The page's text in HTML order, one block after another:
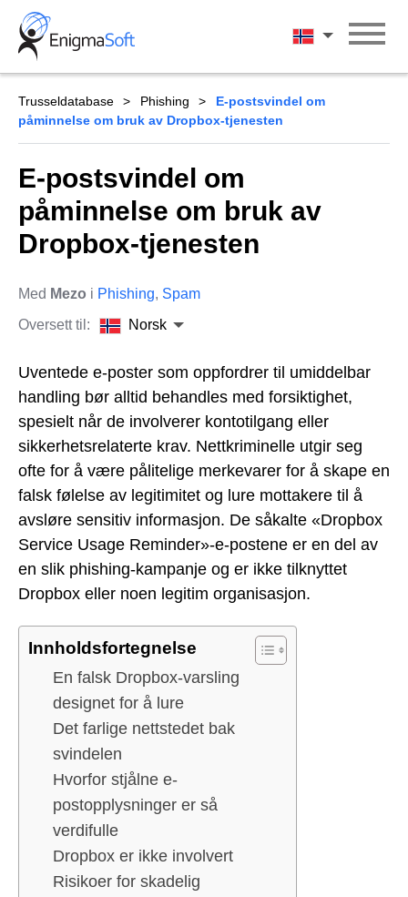
Skip
content
Norsk
Trusseldatabase Phishing
E-postsvindel om
påminnelse om bruk av Dropbox-tjenesten
E-postsvindel om
påminnelse om bruk av
Dropbox-tjenesten
Med Mezo i Phishing, Spam
Oversett til:
Norsk
Uventede e-poster som oppfordrer til umiddelbar
handling bør alltid behandles med forsiktighet,
spesielt når de involverer kontotilgang eller
sikkerhetsrelaterte krav. Nettkriminelle utgir seg
ofte for å være pålitelige merkevarer for å skape en
falsk følelse av legitimitet og lure mottakere til å
avsløre sensitiv informasjon. De såkalte «Dropbox
Service Usage Reminder»-e-postene er en del av
en slik phishing-kampanje og er ikke tilknyttet
Dropbox eller noen legitim organisasjon.
Innholdsfortegnelse
En falsk Dropbox-varsling
designet for å lure
Det farlige nettstedet bak
svindelen
Hvorfor stjålne e-
postopplysninger er så
verdifulle
Dropbox er ikke involvert
Risikoer for skadelig